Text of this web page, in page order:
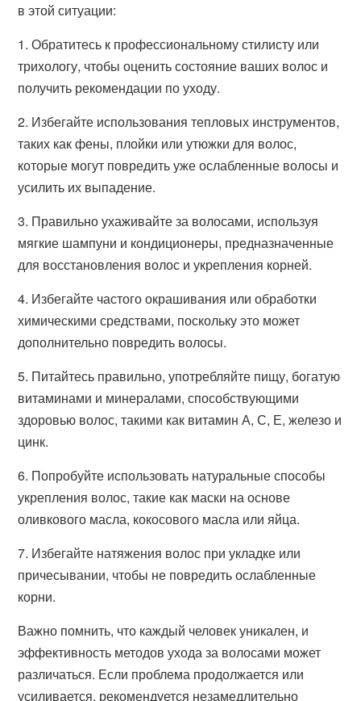
в этой ситуации:
1. Обратитесь к профессиональному стилисту или
трихологу, чтобы оценить состояние ваших волос и
получить рекомендации по уходу.
2. Избегайте использования тепловых инструментов,
таких как фены, плойки или утюжки для волос,
которые могут повредить уже ослабленные волосы и
усилить их выпадение.
3. Правильно ухаживайте за волосами, используя
мягкие шампуни и кондиционеры, предназначенные
для восстановления волос и укрепления корней.
4. Избегайте частого окрашивания или обработки
химическими средствами, поскольку это может
дополнительно повредить волосы.
5. Питайтесь правильно, употребляйте пищу, богатую
витаминами и минералами, способствующими
здоровью волос, такими как витамин А, С, Е, железо и
цинк.
6. Попробуйте использовать натуральные способы
укрепления волос, такие как маски на основе
оливкового масла, кокосового масла или яйца.
7. Избегайте натяжения волос при укладке или
причесывании, чтобы не повредить ослабленные
корни.
Важно помнить, что каждый человек уникален, и
эффективность методов ухода за волосами может
различаться. Если проблема продолжается или
усиливается, рекомендуется незамедлительно